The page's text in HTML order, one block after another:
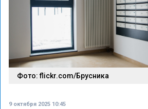
Фото: flickr.com/Брусника
9 октября 2025 10:45